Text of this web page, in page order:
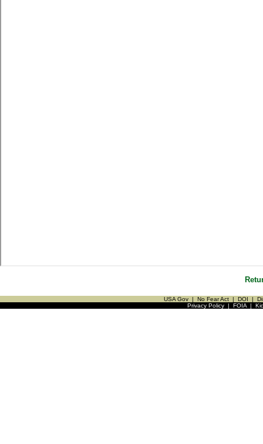
USA Gov | No Fear Act | DOI |
Privacy Policy| FOIA|